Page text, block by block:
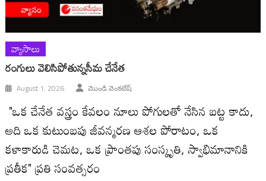
వ్యాసాలు
రంగులు వెలిసిపోతున్న‌సీమ చేనేత
August 1, 2026 మొండి వెంకటేష్
"ఒక చేనేత వస్త్రం కేవలం నూలు పోగులతో నేసిన బట్ట కాదు,
అది ఒక కుటుంబపు జీవన్మరణ ఆశల పోరాటం, ఒక
కళాకారుడి చెమట, ఒక ప్రాంతపు సంస్కృతి, స్వాభిమానానికి
ప్రతీక" ప్రతి సంవత్సరం